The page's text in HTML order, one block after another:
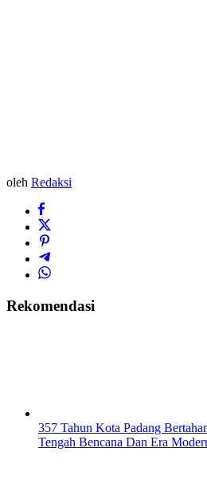
oleh Redaksi
Rekomendasi
357 Tahun Kota Padang
Tengah Bencana Dan Era